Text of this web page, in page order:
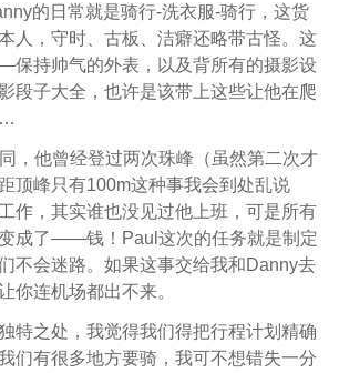
的日常就是骑行-洗衣服-骑行，这货
人，守时、古板、洁癖还略带古怪。这
持帅气的外表，以及背所有的摄影设
段子大全，也许是该带上这些让他在爬
，他曾经登过两次珠峰（虽然第二次才
顶峰只有100m这种事我会到处乱说
作，其实谁也没见过他上班，可是所有
成了——钱！Paul这次的任务就是制定
不会迷路。如果这事交给我和Danny去
你连机场都出不来。
特之处，我觉得我们得把行程计划精确
们有很多地方要骑，我可不想错失一分